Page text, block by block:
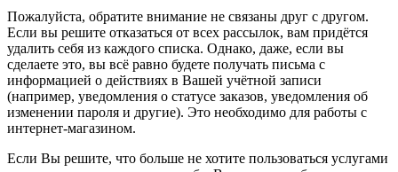
Пожалуйста, обратите внимание не связаны друг с другом.
Если вы решите отказаться от всех рассылок, вам придётся
удалить себя из каждого списка. Однако, даже, если вы
сделаете это, вы всё равно будете получать письма с
информацией о действиях в Вашей учётной записи
(например, уведомления о статусе заказов, уведомления об
изменении пароля и другие). Это необходимо для работы с
интернет-магазином.
Если Вы решите, что больше не хотите пользоваться услугами